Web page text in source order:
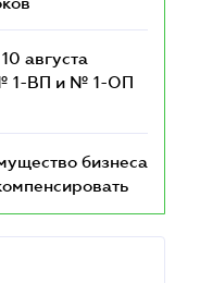
августа
1-ВП и № 1-ОП
бизнеса